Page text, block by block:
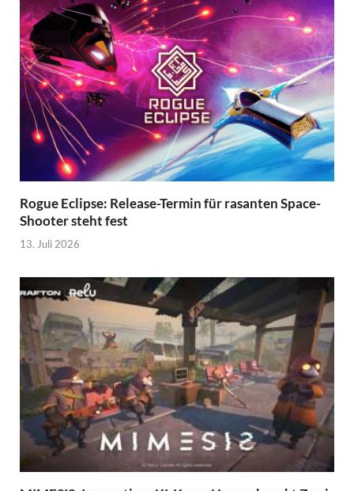
Rogue Eclipse: Release-Termin für rasanten Space-
Shooter steht fest
13. Juli 2026